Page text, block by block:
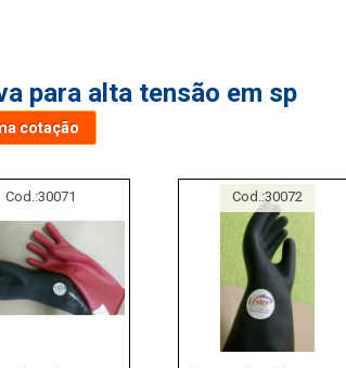
para alta tensão em sp
cotação
Cod.:30071 Cod.:30072